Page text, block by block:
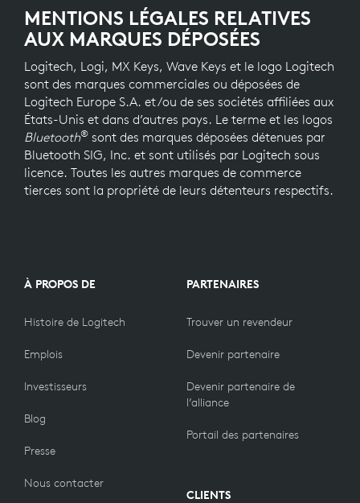
MENTIONS LÉGALES RELATIVES
AUX MARQUES DÉPOSÉES
Logitech, Logi, MX Keys, Wave Keys et le logo Logitech
sont des marques commerciales ou déposées de
Logitech Europe S.A. et/ou de ses sociétés affiliées aux
États-Unis et dans d’autres pays. Le terme et les logos
Bluetooth® sont des marques déposées détenues par
Bluetooth SIG, Inc. et sont utilisés par Logitech sous
licence. Toutes les autres marques de commerce
tierces sont la propriété de leurs détenteurs respectifs.
À PROPOS DE
Histoire de Logitech
Emplois
Investisseurs
Blog
Presse
Nous contacter
PARTENAIRES
Trouver un revendeur
Devenir partenaire
Devenir partenaire de
l’alliance
Portail des partenaires
CLIENTS